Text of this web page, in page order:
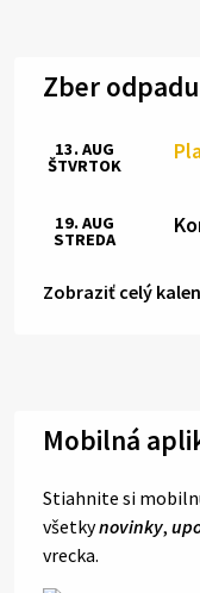
Zber odpadu
13. AUG
ŠTVRTOK
19. AUG
STREDA
Zobraziť celý
Mobilná
Stiahnite si
všetkynovinky,
vrecka.